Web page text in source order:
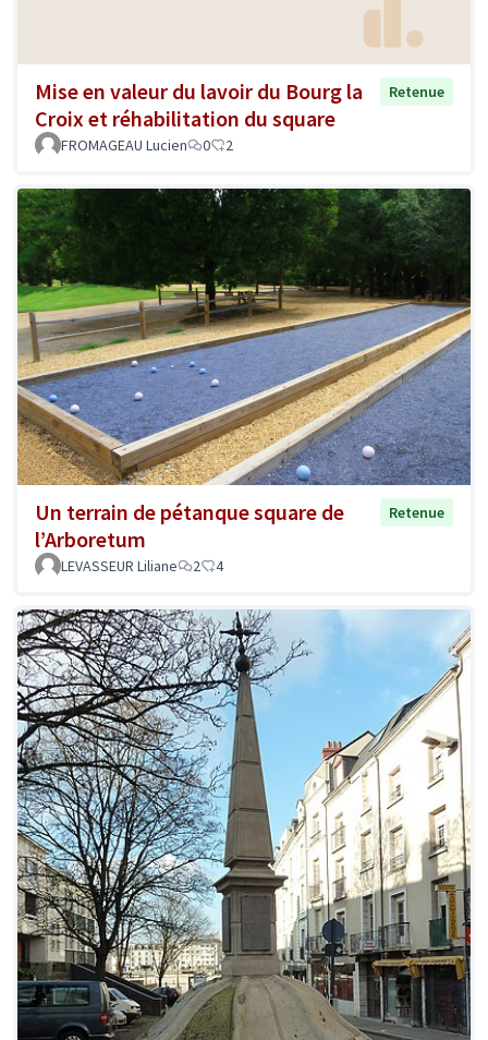
Mise en valeur du lavoir du Bourg la
Croix et réhabilitation du square
Retenue
FROMAGEAU Lucien 0 2
Un terrain de pétanque square de
l’Arboretum
Retenue
LEVASSEUR Liliane 2 4